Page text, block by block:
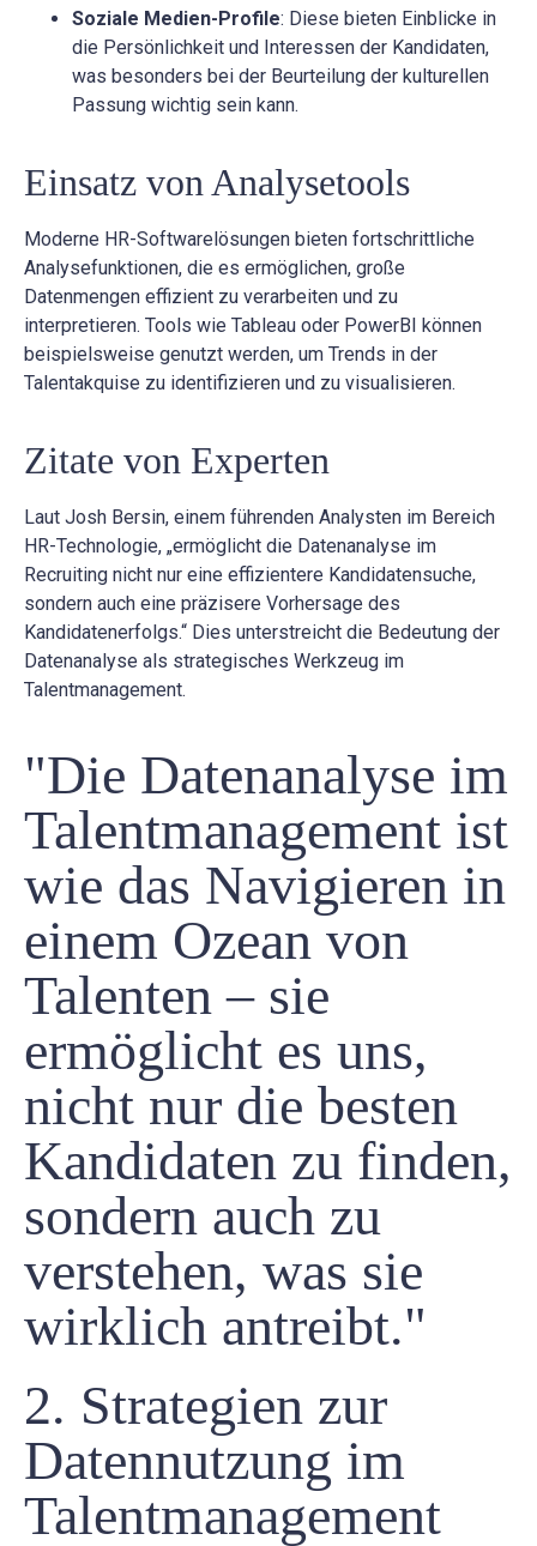
Soziale Medien-Profile: Diese bieten Einblicke in
die Persönlichkeit und Interessen der Kandidaten,
was besonders bei der Beurteilung der kulturellen
Passung wichtig sein kann.
Einsatz von Analysetools
Moderne HR-Softwarelösungen bieten fortschrittliche
Analysefunktionen, die es ermöglichen, große
Datenmengen effizient zu verarbeiten und zu
interpretieren. Tools wie Tableau oder PowerBI können
beispielsweise genutzt werden, um Trends in der
Talentakquise zu identifizieren und zu visualisieren.
Zitate von Experten
Laut Josh Bersin, einem führenden Analysten im Bereich
HR-Technologie, „ermöglicht die Datenanalyse im
Recruiting nicht nur eine effizientere Kandidatensuche,
sondern auch eine präzisere Vorhersage des
Kandidatenerfolgs.“ Dies unterstreicht die Bedeutung der
Datenanalyse als strategisches Werkzeug im
Talentmanagement.
"Die Datenanalyse im
Talentmanagement ist
wie das Navigieren in
einem Ozean von
Talenten – sie
ermöglicht es uns,
nicht nur die besten
Kandidaten zu finden,
sondern auch zu
verstehen, was sie
wirklich antreibt."
2. Strategien zur
Datennutzung im
Talentmanagement